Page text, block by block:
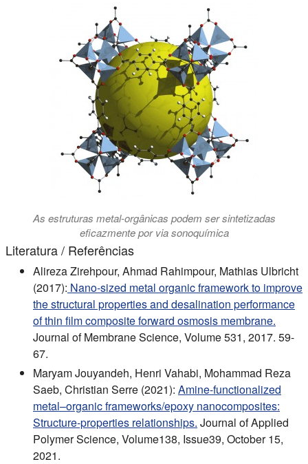
As estruturas metal-orgânicas podem ser sintetizadas
eficazmente por via sonoquímica
Literatura / Referências
Alireza Zirehpour, Ahmad Rahimpour, Mathias Ulbricht
(2017): Nano-sized metal organic framework to improve
the structural properties and desalination performance
of thin film composite forward osmosis membrane.
Journal of Membrane Science, Volume 531, 2017. 59-
67.
Maryam Jouyandeh, Henri Vahabi, Mohammad Reza
Saeb, Christian Serre (2021): Amine-functionalized
metal–organic frameworks/epoxy nanocomposites:
Structure-properties relationships. Journal of Applied
Polymer Science, Volume138, Issue39, October 15,
2021.